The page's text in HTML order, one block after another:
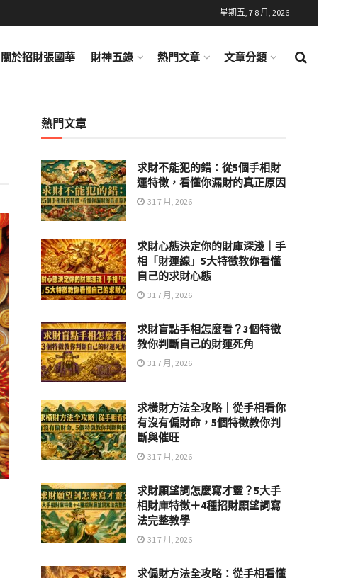
星期五, 7 8 月, 2026
關於招財張國華 財神五錄 熱門文章 文章分類
熱門文章
求財不能犯的錯：從5個手相財
運特徵，看懂你漏財的真正原因
31 7 月, 2026
求財心態決定你的財庫深淺｜手
相「財運線」5大特徵教你看懂
自己的求財心態
31 7 月, 2026
求財盲點手相怎麼看？3個特徵
教你判斷自己的財運死角
31 7 月, 2026
求橫財方法全攻略｜從手相看你
有沒有偏財命，5個特徵教你判
斷與催旺
31 7 月, 2026
求財願望詞怎麼寫才靈？5大手
相財庫特徵＋4種招財願望詞寫
法完整教學
31 7 月, 2026
求偏財方法全攻略：從手相看懂